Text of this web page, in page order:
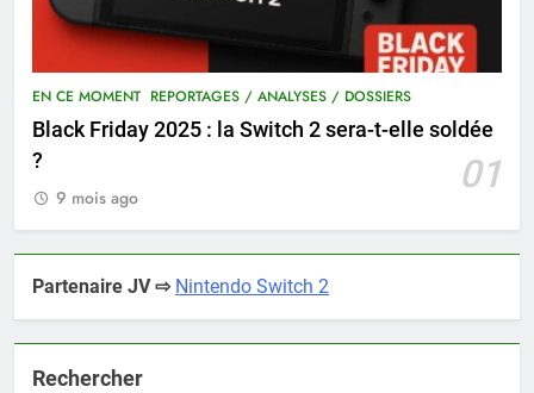
EN CE MOMENT REPORTAGES / ANALYSES / DOSSIERS
Black Friday 2025 : la Switch 2 sera-t-elle soldée
?
01
9 mois ago
Partenaire JV ⇨ Nintendo Switch 2
Rechercher